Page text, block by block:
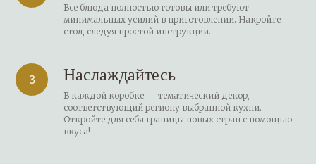
Все блюда полностью готовы или требуют
минимальных усилий в приготовлении. Накройте
стол, следуя простой инструкции.
Наслаждайтесь
В каждой коробке — тематический декор,
соответствующий региону выбранной кухни.
Откройте для себя границы новых стран с помощью
вкуса!